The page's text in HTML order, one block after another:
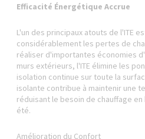
Efficacité Énergétique Accrue
L'un des principaux atouts de l'ITE
considérablement les pertes de
réaliser d'importantes économies
murs extérieurs, l'ITE élimine les
isolation continue sur toute la
isolante contribue à maintenir une
réduisant le besoin de chauffage
été.
Amélioration du Confort